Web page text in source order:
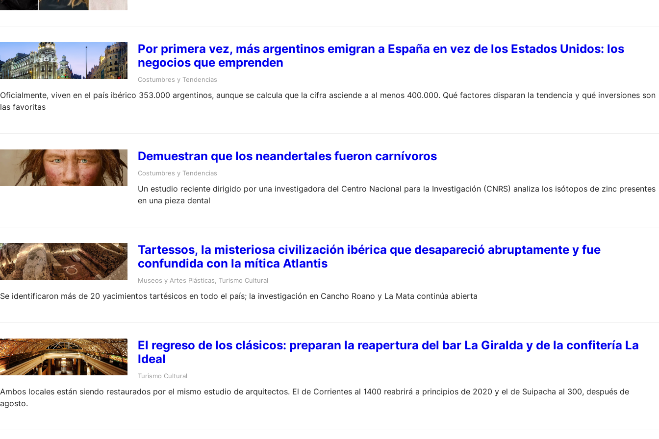
Por primera vez, más argentinos emigran a España en vez de los Estados Unidos: los
negocios que emprenden
Costumbres y Tendencias
Oficialmente, viven en el país ibérico 353.000 argentinos, aunque se calcula que la cifra asciende a al menos 400.000. Qué factores disparan la tendencia y qué inversiones son
las favoritas
Demuestran que los neandertales fueron carnívoros
Costumbres y Tendencias
Un estudio reciente dirigido por una investigadora del Centro Nacional para la Investigación (CNRS) analiza los isótopos de zinc presentes
en una pieza dental
Tartessos, la misteriosa civilización ibérica que desapareció abruptamente y fue
confundida con la mítica Atlantis
Museos y Artes Plásticas, Turismo Cultural
Se identificaron más de 20 yacimientos tartésicos en todo el país; la investigación en Cancho Roano y La Mata continúa abierta
El regreso de los clásicos: preparan la reapertura del bar La Giralda y de la confitería La
Ideal
Turismo Cultural
Ambos locales están siendo restaurados por el mismo estudio de arquitectos. El de Corrientes al 1400 reabrirá a principios de 2020 y el de Suipacha al 300, después de
agosto.